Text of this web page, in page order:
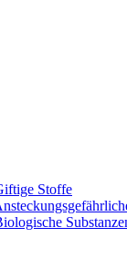
Stoffe